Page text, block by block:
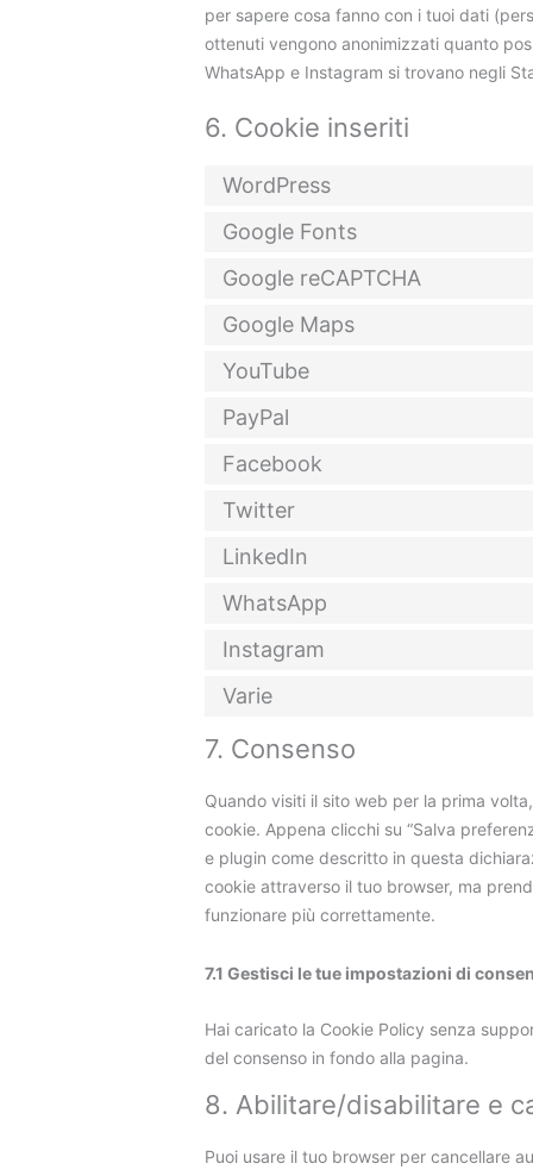
per sapere cosa fanno con i tuoi dati
ottenuti vengono anonimizzati quanto
WhatsApp e Instagram si trovano negli
6. Cookie inseriti
WordPress
Google Fonts
Google reCAPTCHA
Google Maps
YouTube
PayPal
Facebook
Twitter
LinkedIn
WhatsApp
Instagram
Varie
7. Consenso
Quando visiti il sito web per la prima
cookie. Appena clicchi su “Salva
e plugin come descritto in questa
cookie attraverso il tuo browser, ma
funzionare più correttamente.
7.1 Gestisci le tue impostazioni di
Hai caricato la Cookie Policy senza
del consenso in fondo alla pagina.
8. Abilitare/disabilitare e
Puoi usare il tuo browser per cancellare